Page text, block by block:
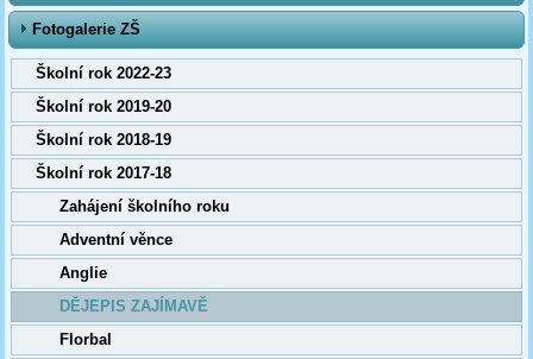
Fotogalerie ZŠ
Školní rok 2022-23
Školní rok 2019-20
Školní rok 2018-19
Školní rok 2017-18
Zahájení školního roku
Adventní věnce
Anglie
DĚJEPIS ZAJÍMAVĚ
Florbal